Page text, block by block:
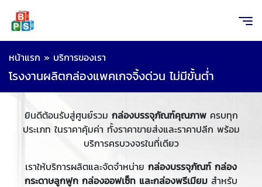
หน้าแรก » บริการของเรา
โรงงานผลิตกล่องแพคเกจจิ้งด่วน ไม่มีขั้นต่ำ
ยินดีต้อนรับสู่ศูนย์รวม กล่องบรรจุภัณฑ์คุณภาพครบทุก
ประเภท ในราคาคุ้มค่า ทั้งราคาขายส่งและราคาปลีก พร้อม
บริการครบวงจรในที่เดียว
เราให้บริการผลิตและจัดจำหน่าย กล่องบรรจุภัณฑ์ กล่อง
กระดาษลูกฟูก กล่องออฟเซ็ท และกล่องพรีเมียม สำหรับ